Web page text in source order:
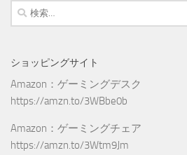
検
索:
ショッピングサイト
Amazon：ゲーミングデスク
https://amzn.to/3WBbe0b
Amazon：ゲーミングチェア
https://amzn.to/3Wtm9Jm